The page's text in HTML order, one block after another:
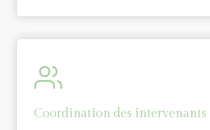
Coordination des intervenants